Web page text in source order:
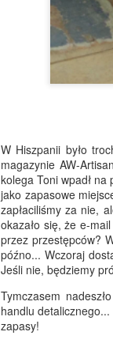
W Hiszpanii było
magazynie AW-
kolega Toni wpadł
jako zapasowe
zapłaciliśmy za nie,
okazało się, że e-
przez przestępców?
późno... Wczoraj
Jeśli nie, będziemy
Tymczasem
handlu
zapasy!